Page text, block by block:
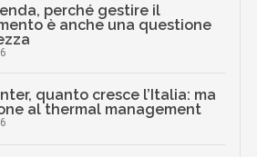
perché gestire il
è anche una questione
quanto cresce l’Italia: ma
al thermal management